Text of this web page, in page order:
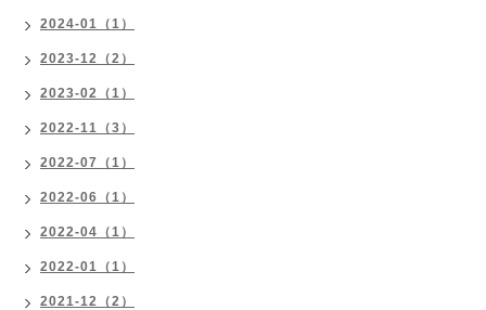
2024-01（1）
2023-12（2）
2023-02（1）
2022-11（3）
2022-07（1）
2022-06（1）
2022-04（1）
2022-01（1）
2021-12（2）